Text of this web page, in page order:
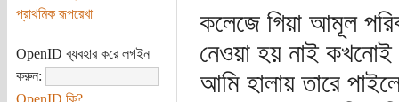
প্রাথমিক রূপরেখা
OpenID ব্যবহার করে লগইন
করুন:
OpenID কি?
কলেজে গিয়া আমূল
নেওয়া হয় নাই
আমি হালায় তারে